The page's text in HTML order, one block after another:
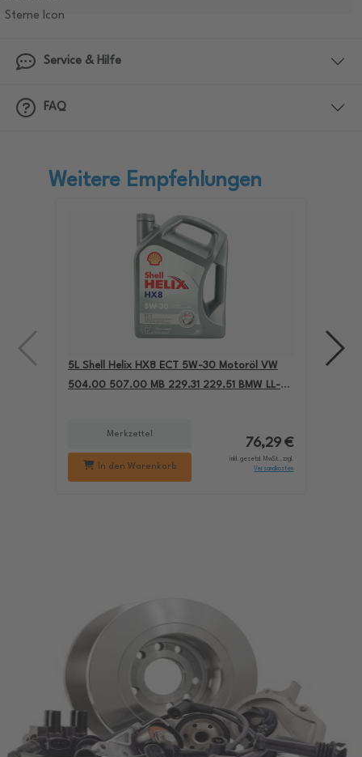
Service & Hilfe
FAQ
Weitere Empfehlungen
5L Shell Helix HX8 ECT 5W-30 Motoröl VW
504.00 507.00 MB 229.31 229.51 BMW LL-04
Merkzettel
In den Warenkorb
76,29 €
inkl. gesetzl. MwSt., zzgl.
Versandkosten